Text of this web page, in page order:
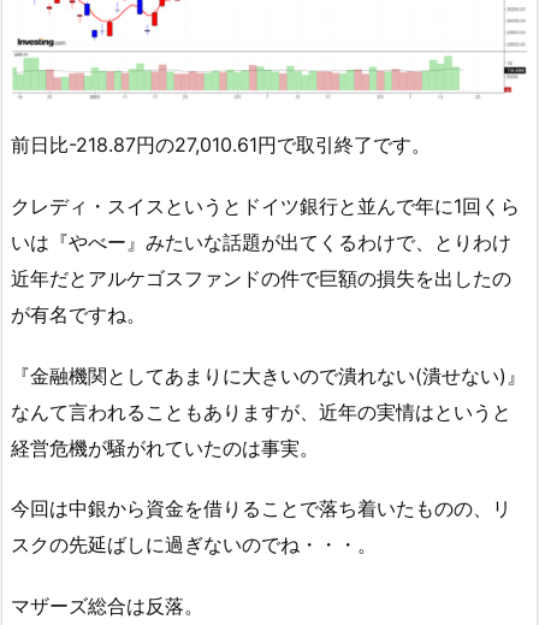
前日比-218.87円の27,010.61円で取引終了です。
クレディ・スイスというとドイツ銀行と並んで年に1回くら
いは『やべー』みたいな話題が出てくるわけで、とりわけ
近年だとアルケゴスファンドの件で巨額の損失を出したの
が有名ですね。
『金融機関としてあまりに大きいので潰れない(潰せない)』
なんて言われることもありますが、近年の実情はというと
経営危機が騒がれていたのは事実。
今回は中銀から資金を借りることで落ち着いたものの、リ
スクの先延ばしに過ぎないのでね・・・。
マザーズ総合は反落。